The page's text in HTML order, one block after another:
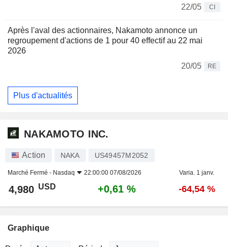
22/05
CI
Après l'aval des actionnaires, Nakamoto annonce un
regroupement d'actions de 1 pour 40 effectif au 22 mai
2026
20/05
RE
Plus d'actualités
NAKAMOTO INC.
Action NAKA US49457M2052
Marché Fermé - Nasdaq 22:00:00 07/08/2026 Varia. 1 janv.
4,980 USD +0,61 % -64,54 %
Graphique